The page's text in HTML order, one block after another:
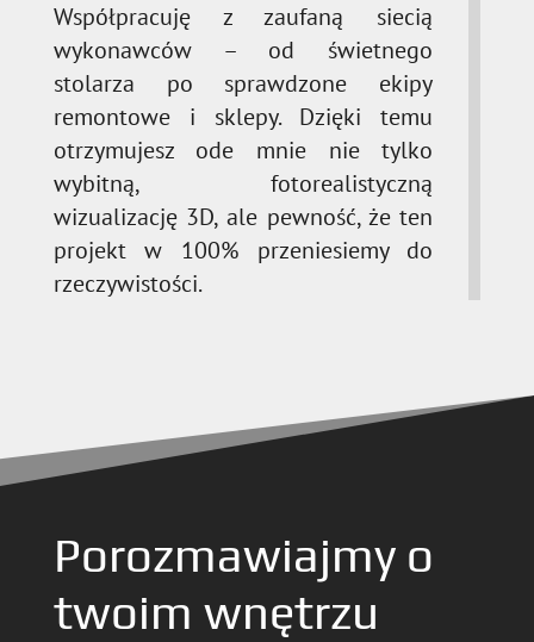
Współpracuję z zaufaną siecią
wykonawców – od świetnego
stolarza po sprawdzone ekipy
remontowe i sklepy. Dzięki temu
otrzymujesz ode mnie nie tylko
wybitną, fotorealistyczną
wizualizację 3D, ale pewność, że ten
projekt w 100% przeniesiemy do
rzeczywistości.
Porozmawiajmy o
twoim wnętrzu